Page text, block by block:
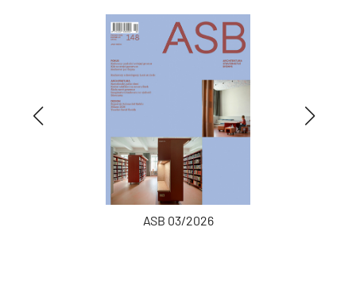
ASB 03/2026